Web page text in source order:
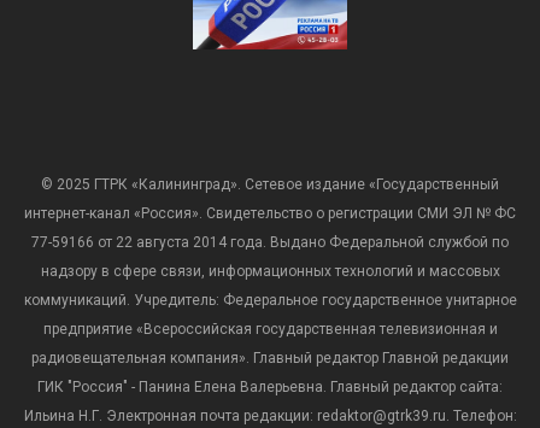
© 2025 ГТРК «Калининград». Сетевое издание «Государственный
интернет-канал «Россия». Свидетельство о регистрации СМИ ЭЛ № ФС
77-59166 от 22 августа 2014 года. Выдано Федеральной службой по
надзору в сфере связи, информационных технологий и массовых
коммуникаций. Учредитель: Федеральное государственное унитарное
предприятие «Всероссийская государственная телевизионная и
радиовещательная компания». Главный редактор Главной редакции
ГИК "Россия" - Панина Елена Валерьевна. Главный редактор сайта:
Ильина Н.Г. Электронная почта редакции: redaktor@gtrk39.ru. Телефон: